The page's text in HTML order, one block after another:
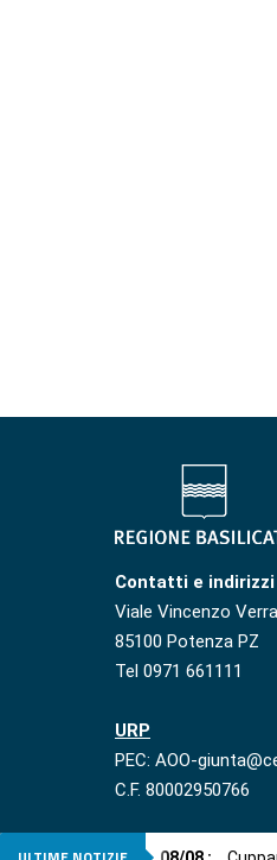
Contatti e indirizzi
Viale Vincenzo
85100 Potenza PZ
Tel 0971 661111
URP
PEC: AOO-
C.F. 80002950766